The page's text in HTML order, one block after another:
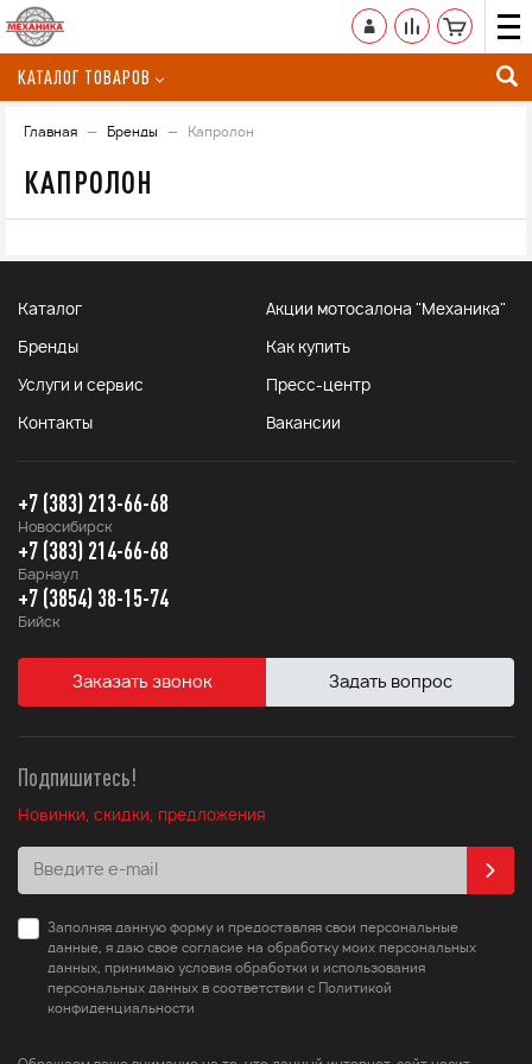
КАТАЛОГ ТОВАРОВ
Главная Бренды Капролон
КАПРОЛОН
Каталог Акции мотосалона "Механика"
Бренды Как купить
Услуги и сервис Пресс-центр
Контакты Вакансии
+7 (383) 213-66-68
Новосибирск
+7 (383) 214-66-68
Барнаул
+7 (3854) 38-15-74
Бийск
Заказать звонок Задать вопрос
Подпишитесь!
Новинки, скидки, предложения
Заполняя данную форму и предоставляя свои персональные
данные, я даю свое согласие на обработку моих персональных
данных, принимаю условия обработки и использования
персональных данных в соответствии с Политикой
конфиденциальности